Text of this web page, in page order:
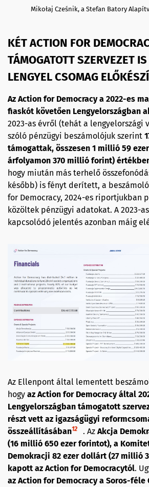
Mikołaj Cześnik, a Stefan Batory
KÉT ACTION FOR
TÁMOGATOTT SZERVEZET
LENGYEL CSOMAG
Az Action for Democracy a 2022-es
fiaskót követően Lengyelországban
2023-as évről (tehát a lengyelországi
szóló pénzügyi beszámolójuk szerint
támogattak, összesen 1 millió 59
árfolyamon 370 millió forint)
hogy miután más terhelő
később) is fényt derített, a
for Democracy, 2024-es riportjukban
közöltek pénzügyi adatokat. A 2023-
kapcsolódó jelentés azonban máig
Az Ellenpont által lementett
hogy az Action for Democracy által
Lengyelországban támogatott
részt vett az igazságügyi
összeállításában12 . Az Akcja
(16 millió 650 ezer forintot), a
Demokracji 82 ezer dollárt (27 millió
kapott az Action for Democracytól.
az Action for Democracy a Soros-féle